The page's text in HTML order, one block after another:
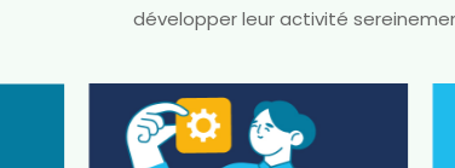
développer leur activité